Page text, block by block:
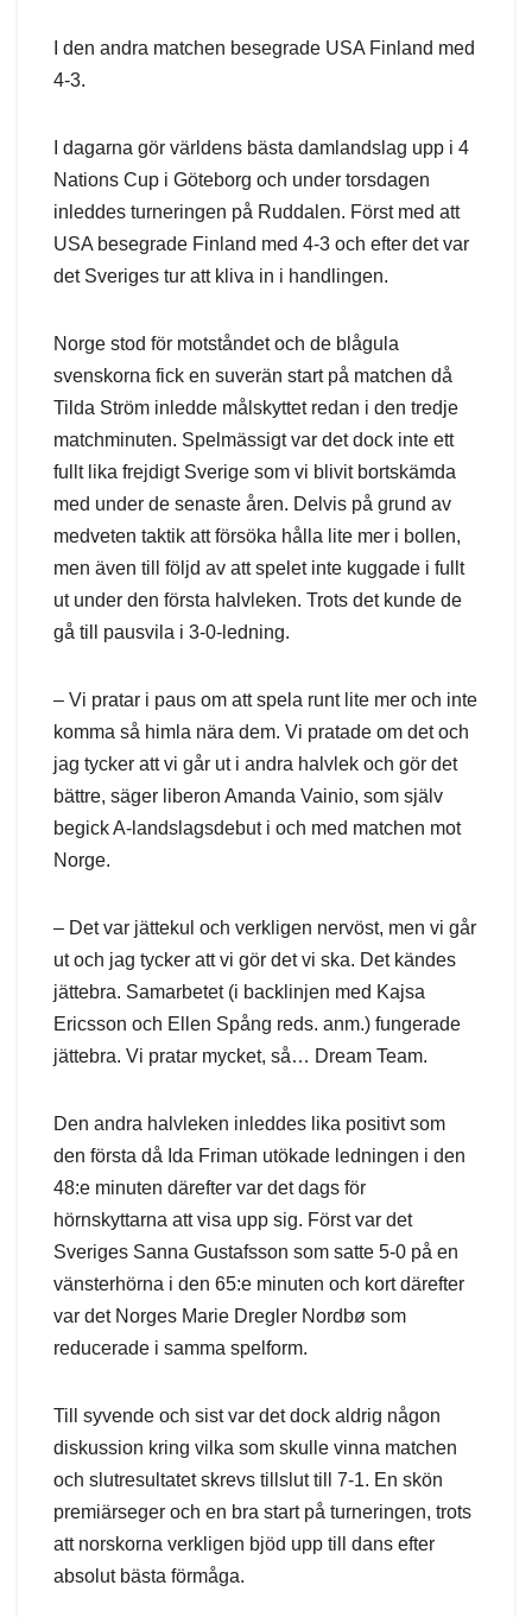
I den andra matchen besegrade USA Finland med
4-3.
I dagarna gör världens bästa damlandslag upp i 4
Nations Cup i Göteborg och under torsdagen
inleddes turneringen på Ruddalen. Först med att
USA besegrade Finland med 4-3 och efter det var
det Sveriges tur att kliva in i handlingen.
Norge stod för motståndet och de blågula
svenskorna fick en suverän start på matchen då
Tilda Ström inledde målskyttet redan i den tredje
matchminuten. Spelmässigt var det dock inte ett
fullt lika frejdigt Sverige som vi blivit bortskämda
med under de senaste åren. Delvis på grund av
medveten taktik att försöka hålla lite mer i bollen,
men även till följd av att spelet inte kuggade i fullt
ut under den första halvleken. Trots det kunde de
gå till pausvila i 3-0-ledning.
– Vi pratar i paus om att spela runt lite mer och inte
komma så himla nära dem. Vi pratade om det och
jag tycker att vi går ut i andra halvlek och gör det
bättre, säger liberon Amanda Vainio, som själv
begick A-landslagsdebut i och med matchen mot
Norge.
– Det var jättekul och verkligen nervöst, men vi går
ut och jag tycker att vi gör det vi ska. Det kändes
jättebra. Samarbetet (i backlinjen med Kajsa
Ericsson och Ellen Spång reds. anm.) fungerade
jättebra. Vi pratar mycket, så… Dream Team.
Den andra halvleken inleddes lika positivt som
den första då Ida Friman utökade ledningen i den
48:e minuten därefter var det dags för
hörnskyttarna att visa upp sig. Först var det
Sveriges Sanna Gustafsson som satte 5-0 på en
vänsterhörna i den 65:e minuten och kort därefter
var det Norges Marie Dregler Nordbø som
reducerade i samma spelform.
Till syvende och sist var det dock aldrig någon
diskussion kring vilka som skulle vinna matchen
och slutresultatet skrevs tillslut till 7-1. En skön
premiärseger och en bra start på turneringen, trots
att norskorna verkligen bjöd upp till dans efter
absolut bästa förmåga.